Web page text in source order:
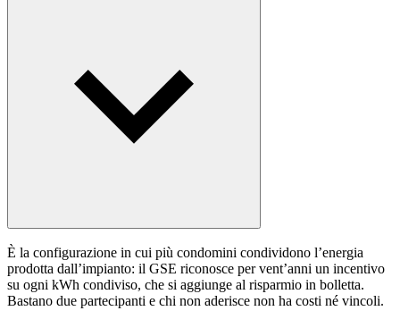
È la configurazione in cui più condomini condividono l’energia
prodotta dall’impianto: il GSE riconosce per vent’anni un incentivo
su ogni kWh condiviso, che si aggiunge al risparmio in bolletta.
Bastano due partecipanti e chi non aderisce non ha costi né vincoli.